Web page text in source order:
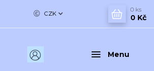
Menu
CZK
0 ks
0 Kč